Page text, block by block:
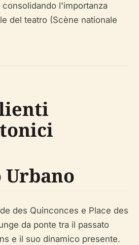
consolidando l'importanza
del teatro (Scène nationale
Urbano
des Quinconces e Place des
da ponte tra il passato
e il suo dinamico presente.